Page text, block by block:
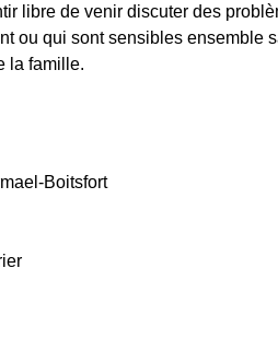
libre de venir discuter des
ou qui sont sensibles ensemble
la famille.
Boitsfort